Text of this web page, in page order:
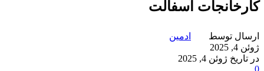
کارخانجات آسفالت
ارسال توسط
ادمین
ژوئن 4, 2025
در تاریخ ژوئن 4, 2025